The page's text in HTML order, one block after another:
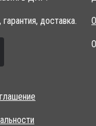
доставка.